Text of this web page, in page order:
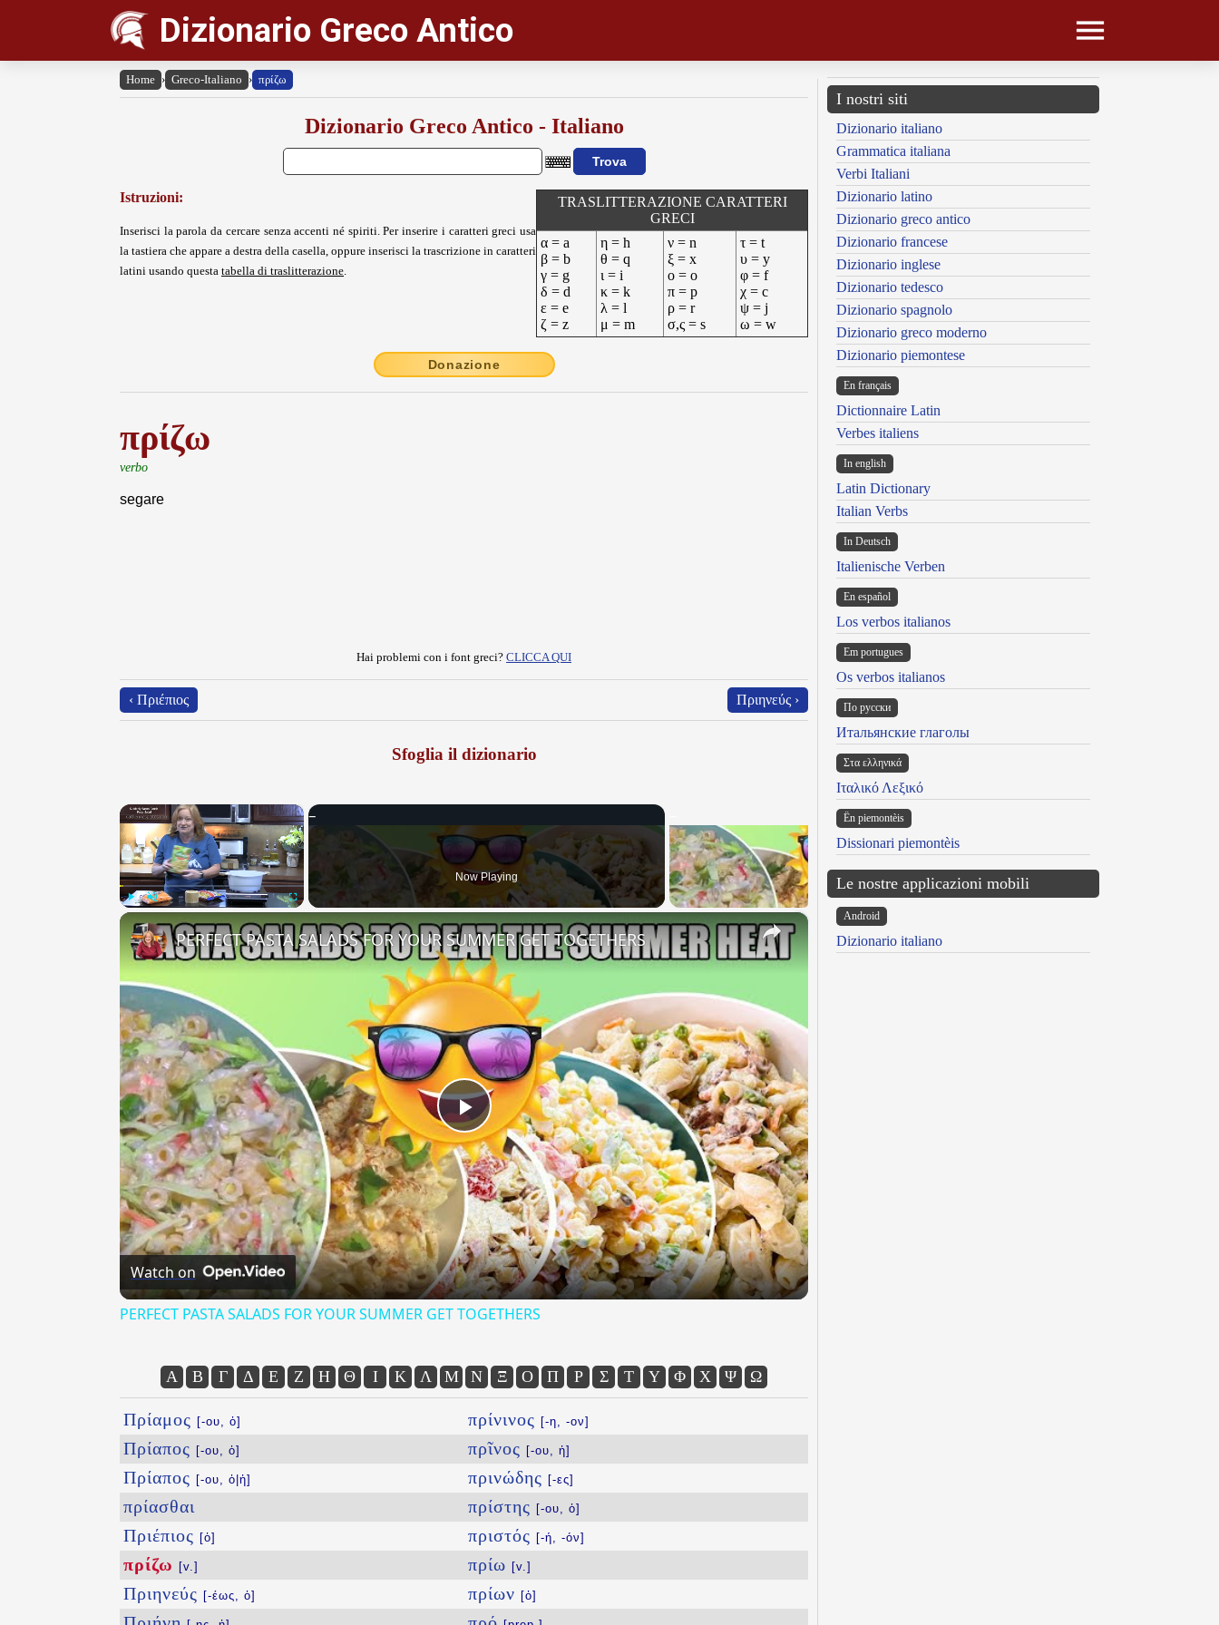
Dizionario Greco Antico
Home › Greco-Italiano › πρίζω
Dizionario Greco Antico - Italiano
Istruzioni:
Inserisci la parola da cercare senza accenti né spiriti. Per inserire i caratteri greci usa
la tastiera che appare a destra della casella, oppure inserisci la trascrizione in caratteri
latini usando questa tabella di traslitterazione.
TRASLITTERAZIONE CARATTERI
GRECI
α = a
β = b
γ = g
δ = d
ε = e
ζ = z
η = h
θ = q
ι = i
κ = k
λ = l
μ = m
ν = n
ξ = x
ο = o
π = p
ρ = r
σ,ς = s
τ = t
υ = y
φ = f
χ = c
ψ = j
ω = w
Donazione
πρίζω
verbo
segare
Hai problemi con i font greci? CLICCA QUI
‹ Πριέπιος Πριηνεύς ›
Sfoglia il dizionario
×
Now Playing
×
Play
Video
PERFECT PASTA SALADS FOR YOUR SUMMER GET TOGETHERS
Watch on
PERFECT PASTA SALADS FOR YOUR SUMMER GET TOGETHERS
Α Β Γ Δ Ε Ζ Η Θ Ι Κ Λ Μ Ν Ξ Ο Π Ρ Σ Τ Υ Φ Χ Ψ Ω
Πρίαμος [-ου, ὁ]
Πρίαπος [-ου, ὁ]
Πρίαπος [-ου, ὁ|ἡ]
πρίασθαι
Πριέπιος [ὁ]
πρίζω [v.]
Πριηνεύς [-έως, ὁ]
πρίνινος [-η, -ον]
πρῖνος [-ου, ἡ]
πρινώδης [-ες]
πρίστης [-ου, ὁ]
πριστός [-ή, -όν]
πρίω [v.]
πρίων [ὁ]
I nostri siti
Dizionario italiano
Grammatica italiana
Verbi Italiani
Dizionario latino
Dizionario greco antico
Dizionario francese
Dizionario inglese
Dizionario tedesco
Dizionario spagnolo
Dizionario greco moderno
Dizionario piemontese
En français
Dictionnaire Latin
Verbes italiens
In english
Latin Dictionary
Italian Verbs
In Deutsch
Italienische Verben
En español
Los verbos italianos
Em portugues
Os verbos italianos
По русски
Итальянские глаголы
Στα ελληνικά
Ιταλικό Λεξικό
Ën piemontèis
Dissionari piemontèis
Le nostre applicazioni mobili
Android
Dizionario italiano